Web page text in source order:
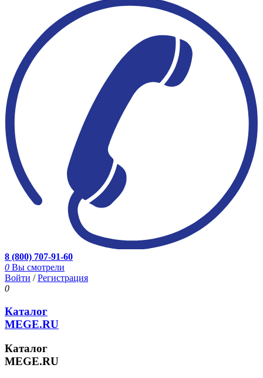
8 (800) 707-91-60
0 Вы смотрели
Войти /Регистрация
0
Каталог
MEGE.RU
Каталог
MEGE.RU